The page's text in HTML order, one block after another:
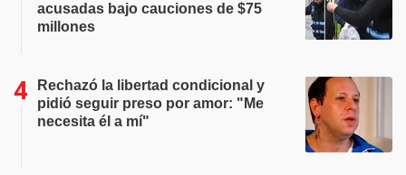
acusadas bajo cauciones de $75
millones
Rechazó la libertad condicional y
pidió seguir preso por amor: "Me
necesita él a mí"